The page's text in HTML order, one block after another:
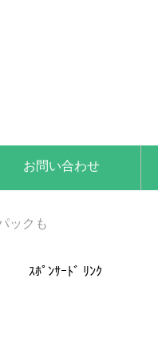
お問い合わせ
ックも
ｽﾎﾟﾝｻｰﾄﾞ ﾘﾝｸ